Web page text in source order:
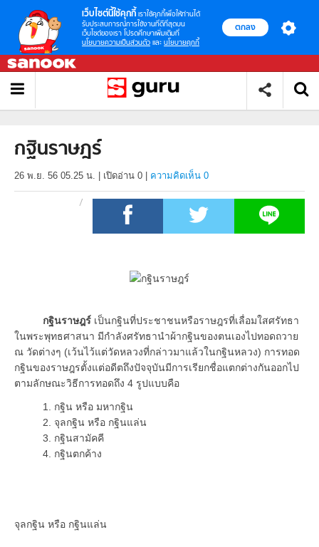
เว็บไซต์นี้ใช้คุกกี้ เราใช้คุกกี้เพื่อให้ท่านได้
รับประสบการณ์การใช้งานที่ดีที่สุดบน
เว็บไซต์ของเรา โปรดศึกษาเพิ่มเติมที่
นโยบายความเป็นส่วนตัว และ นโยบายคุกกี้
ตกลง
กฐินราษฎร์
26 พ.ย. 56 05.25 น. เปิดอ่าน 0 ความคิดเห็น 0
กฐินราษฎร์ เป็นกฐินที่ประชาชนหรือราษฎรที่เลื่อมใสศรัทธา
ในพระพุทธศาสนา มีกำลังศรัทธานำผ้ากฐินของตนเองไปทอดถวาย
ณ วัดต่างๆ (เว้นไว้แต่วัดหลวงที่กล่าวมาแล้วในกฐินหลวง) การทอด
กฐินของราษฎรตั้งแต่อดีตถึงปัจจุบันมีการเรียกชื่อแตกต่างกันออกไป
ตามลักษณะวิธีการทอดถึง 4 รูปแบบคือ
1. กฐิน หรือ มหากฐิน
2. จุลกฐิน หรือ กฐินแล่น
3. กฐินสามัคคี
4. กฐินตกค้าง
จุลกฐิน หรือ กฐินแล่น